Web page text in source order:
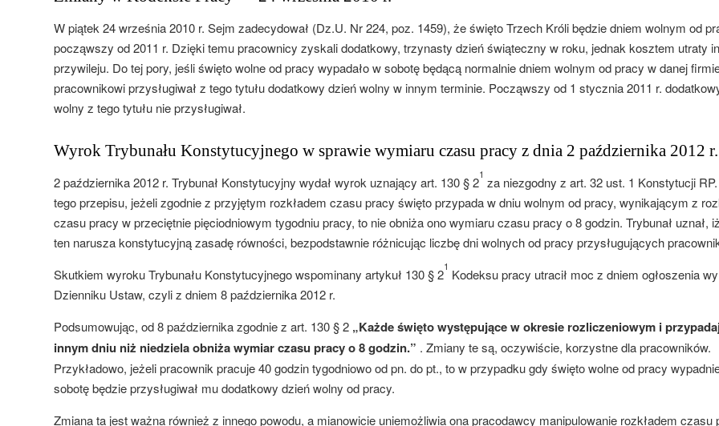
W piątek 24 września 2010 r. Sejm zadecydował (Dz.U. Nr 224, poz. 1459), że święto Trzech Króli będzie dniem wolnym od
począwszy od 2011 r. Dzięki temu pracownicy zyskali dodatkowy, trzynasty dzień świąteczny w roku, jednak kosztem utraty
przywileju. Do tej pory, jeśli święto wolne od pracy wypadało w sobotę będącą normalnie dniem wolnym od pracy w danej
pracownikowi przysługiwał z tego tytułu dodatkowy dzień wolny w innym terminie. Począwszy od 1 stycznia 2011 r.
wolny z tego tytułu nie przysługiwał.
Wyrok Trybunału Konstytucyjnego w sprawie wymiaru czasu pracy z dnia 2 października 2012 r.
2 października 2012 r. Trybunał Konstytucyjny wydał wyrok uznający art. 130 § 21 za niezgodny z art. 32 ust. 1 Konstytucji
tego przepisu, jeżeli zgodnie z przyjętym rozkładem czasu pracy święto przypada w dniu wolnym od pracy, wynikającym z
czasu pracy w przeciętnie pięciodniowym tygodniu pracy, to nie obniża ono wymiaru czasu pracy o 8 godzin. Trybunał uznał,
ten narusza konstytucyjną zasadę równości, bezpodstawnie różnicując liczbę dni wolnych od pracy przysługujących
Skutkiem wyroku Trybunału Konstytucyjnego wspominany artykuł 130 § 21 Kodeksu pracy utracił moc z dniem ogłoszenia
Dzienniku Ustaw, czyli z dniem 8 października 2012 r.
Podsumowując, od 8 października zgodnie z art. 130 § 2 „Każde święto występujące w okresie rozliczeniowym i
innym dniu niż niedziela obniża wymiar czasu pracy o 8 godzin.” . Zmiany te są, oczywiście, korzystne dla pracowników.
Przykładowo, jeżeli pracownik pracuje 40 godzin tygodniowo od pn. do pt., to w przypadku gdy święto wolne od pracy
sobotę będzie przysługiwał mu dodatkowy dzień wolny od pracy.
Zmiana ta jest ważna również z innego powodu, a mianowicie uniemożliwia ona pracodawcy manipulowanie rozkładem czasu